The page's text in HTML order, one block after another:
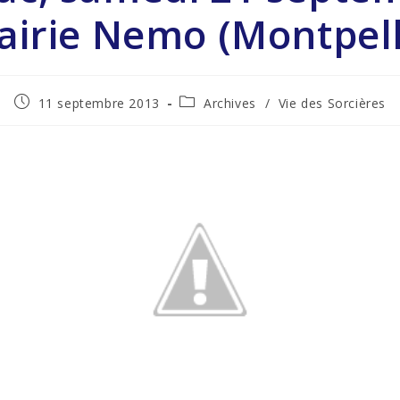
Nemo
11 septembre 2013 Archives / Vie des Sorcières